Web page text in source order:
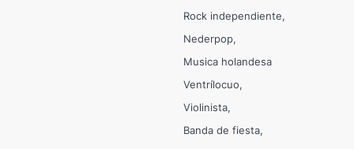
Rock independiente
Nederpop
Musica holandesa
Ventrílocuo
Violinista
Banda de fiesta